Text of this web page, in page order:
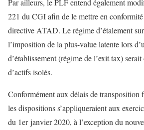
Par ailleurs, le PLF entend également
221 du CGI afin de le mettre en
directive ATAD. Le régime d’étalement
l’imposition de la plus-value latente lors
d’établissement (régime de l’exit tax)
d’actifs isolés.
Conformément aux délais de transposition
les dispositions s’appliqueraient aux
du 1er janvier 2020, à l’exception du